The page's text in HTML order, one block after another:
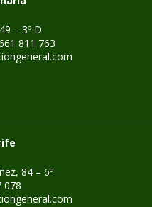
– 3º D
811 763
84 – 6º
078